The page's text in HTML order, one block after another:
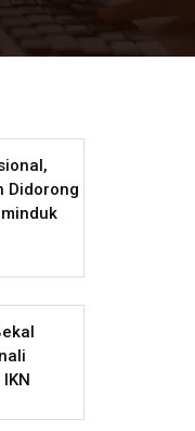
Didorong